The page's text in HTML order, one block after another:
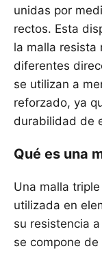
unidas por
rectos. Esta
la malla resista
diferentes
se utilizan a
reforzado, ya
durabilidad de
Qué es una
Una malla
utilizada en
su resistencia
se compone de